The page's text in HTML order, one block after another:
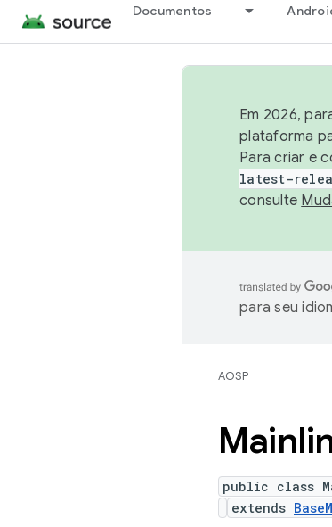
Documentos
Em 2026,
plataforma
Para criar e
latest-
consulte
para seu
AOSP
public class
extends